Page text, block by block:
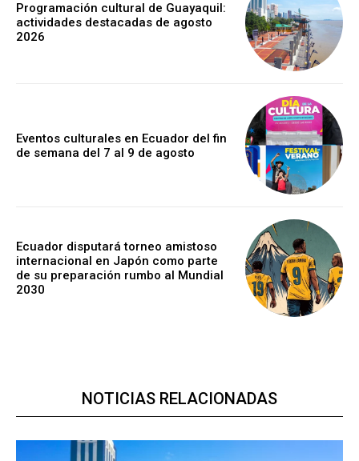
Programación cultural de Guayaquil:
actividades destacadas de agosto
2026
Eventos culturales en Ecuador del fin
de semana del 7 al 9 de agosto
Ecuador disputará torneo amistoso
internacional en Japón como parte
de su preparación rumbo al Mundial
2030
NOTICIAS RELACIONADAS